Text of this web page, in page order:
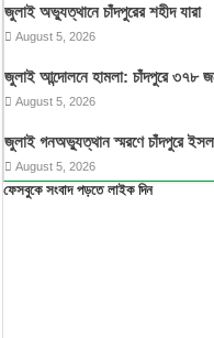
জুলাই অভ্যুত্থানে চাঁদপুরের শহীদ যারা
August 5, 2026
জুলাই আন্দোলনে হামলা: চাঁদপুরে ৩৭৮
August 5, 2026
জুলাই গনঅভ্যুত্থান স্মরণে চাঁদপুরে
August 5, 2026
ফেসবুকে সংবাদ পড়তে লাইক দিন